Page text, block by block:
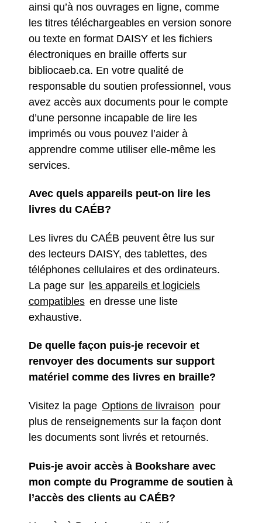
ainsi qu’à nos ouvrages en ligne, comme
les titres téléchargeables en version sonore
ou texte en format DAISY et les fichiers
électroniques en braille offerts sur
bibliocaeb.ca. En votre qualité de
responsable du soutien professionnel, vous
avez accès aux documents pour le compte
d’une personne incapable de lire les
imprimés ou vous pouvez l’aider à
apprendre comme utiliser elle-même les
services.
Avec quels appareils peut-on lire les
livres du CAÉB?
Les livres du CAÉB peuvent être lus sur
des lecteurs DAISY, des tablettes, des
téléphones cellulaires et des ordinateurs.
La page sur les appareils et logiciels
compatibles en dresse une liste
exhaustive.
De quelle façon puis-je recevoir et
renvoyer des documents sur support
matériel comme des livres en braille?
Visitez la page Options de livraison pour
plus de renseignements sur la façon dont
les documents sont livrés et retournés.
Puis-je avoir accès à Bookshare avec
mon compte du Programme de soutien à
l’accès des clients au CAÉB?